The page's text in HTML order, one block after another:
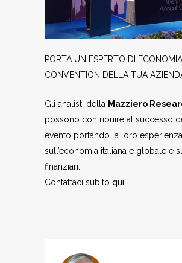
PORTA UN ESPERTO DI
CONVENTION DELLA TUA
Gli analisti della Mazziero
possono contribuire al successo
evento portando la loro esperienza
sull’economia italiana e globale e
finanziari.
Contattaci subito qui